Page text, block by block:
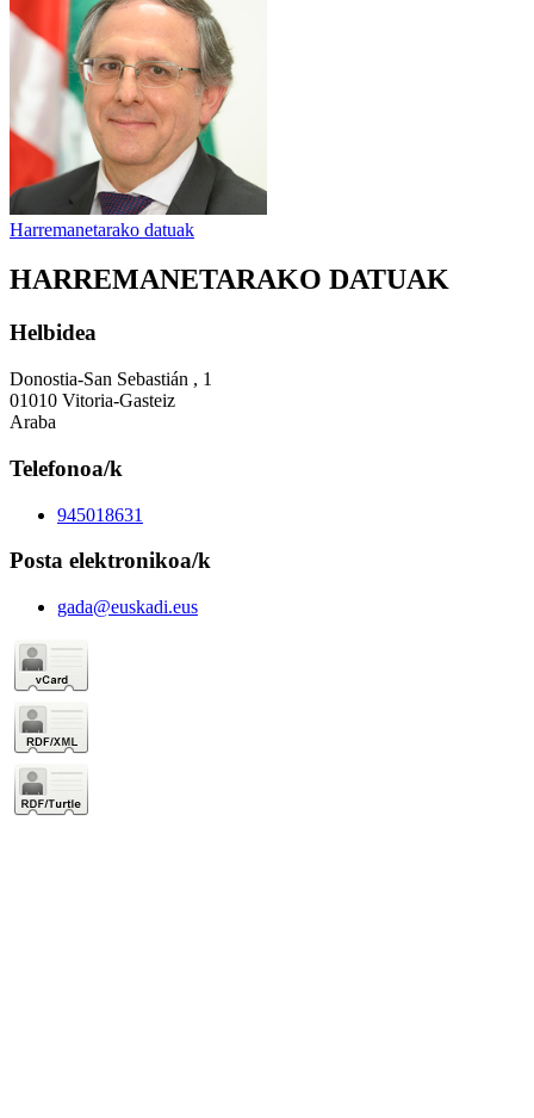
Harremanetarako datuak
HARREMANETARAKO DATUAK
Helbidea
Donostia-San Sebastián , 1
01010 Vitoria-Gasteiz
Araba
Telefonoa/k
945018631
Posta elektronikoa/k
gada@euskadi.eus